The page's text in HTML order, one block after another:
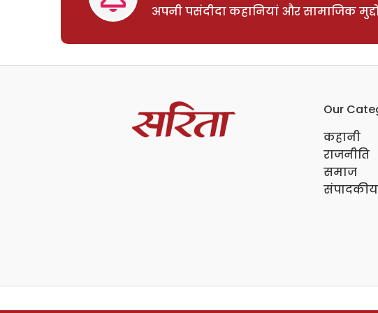
अपनी पसंदीदा कहानियां और सामाजिक
Our
कहानी
राजनीति
समाज
संपादकीय